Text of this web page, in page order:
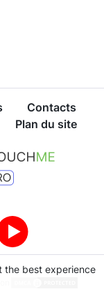
Contacts
Plan du site
the best experience